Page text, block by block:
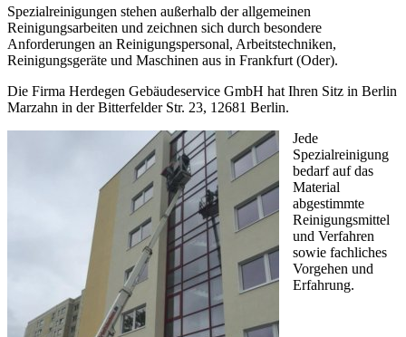
Spezialreinigungen stehen außerhalb der allgemeinen
Reinigungsarbeiten und zeichnen sich durch besondere
Anforderungen an Reinigungspersonal, Arbeitstechniken,
Reinigungsgeräte und Maschinen aus in Frankfurt (Oder).
Die Firma Herdegen Gebäudeservice GmbH hat Ihren Sitz in Berlin
Marzahn in der Bitterfelder Str. 23, 12681 Berlin.
Jede
Spezialreinigung
bedarf auf das
Material
abgestimmte
Reinigungsmittel
und Verfahren
sowie fachliches
Vorgehen und
Erfahrung.